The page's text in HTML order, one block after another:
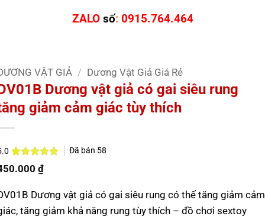
ZALO số: 0915.764.464
VẬT GIẢ / Dương Vật Giả Giá Rẻ
Dương vật giả có gai siêu rung
giảm cảm giác tùy thích
5.0trên 5
dựa trên
2
Đã bán 58
₫
Dương vật giả có gai siêu rung có thể tăng giảm cảm
tăng giảm khả năng rung tùy thích – đồ chơi sextoy